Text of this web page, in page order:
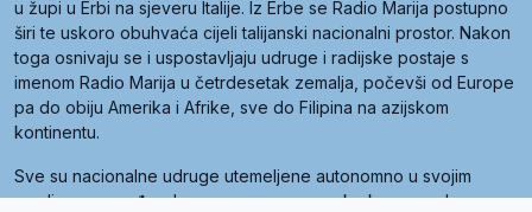
u župi u Erbi na sjeveru Italije. Iz Erbe se Radio Marija postupno
širi te uskoro obuhvaća cijeli talijanski nacionalni prostor. Nakon
toga osnivaju se i uspostavljaju udruge i radijske postaje s
imenom Radio Marija u četrdesetak zemalja, počevši od Europe
pa do obiju Amerika i Afrike, sve do Filipina na azijskom
kontinentu.
Sve su nacionalne udruge utemeljene autonomno u svojim
zemljama, a međusobna su povezane preko krovne udruge